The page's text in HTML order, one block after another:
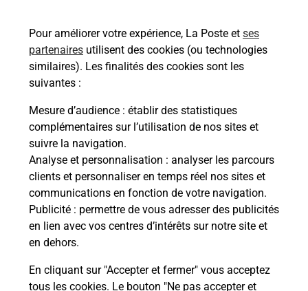
Pour améliorer votre expérience, La Poste et ses
partenaires utilisent des cookies (ou technologies
similaires). Les finalités des cookies sont les
suivantes :
Mesure d’audience : établir des statistiques
complémentaires sur l’utilisation de nos sites et
suivre la navigation.
Analyse et personnalisation : analyser les parcours
clients et personnaliser en temps réel nos sites et
communications en fonction de votre navigation.
Publicité : permettre de vous adresser des publicités
en lien avec vos centres d’intérêts sur notre site et
en dehors.
En cliquant sur "Accepter et fermer" vous acceptez
tous les cookies. Le bouton "Ne pas accepter et
Services
En savoir plus
Envoyer un colis
PRINCIPAL (77500) ? Découvrez toutes les